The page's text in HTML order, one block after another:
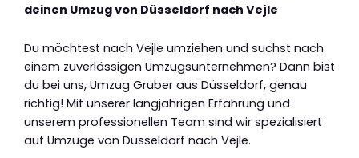
deinen Umzug von Düsseldorf nach Vejle
Du möchtest nach Vejle umziehen und suchst nach
einem zuverlässigen Umzugsunternehmen? Dann bist
du bei uns, Umzug Gruber aus Düsseldorf, genau
richtig! Mit unserer langjährigen Erfahrung und
unserem professionellen Team sind wir spezialisiert
auf Umzüge von Düsseldorf nach Vejle.